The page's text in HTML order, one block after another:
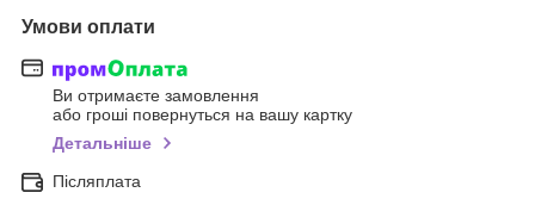
Умови оплати
Ви отримаєте замовлення
або гроші повернуться на вашу картку
Детальніше
Післяплата